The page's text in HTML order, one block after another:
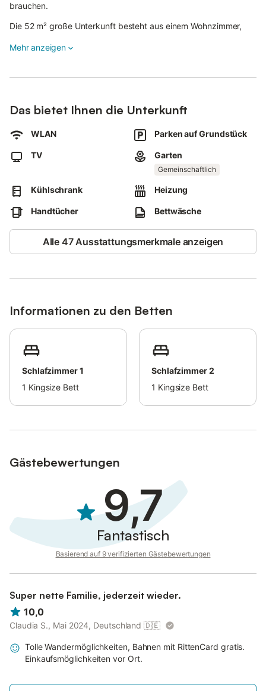
brauchen.
Die 52 m² große Unterkunft besteht aus einem Wohnzimmer,
Badezimmer und bietet somit Platz für 4 Personen.
Dieses Ferienhaus bietet Zugang zu einem gemeinsamen
Ein Parkplatz ist auf dem Grundstück vorhanden.
Haustiere, rauchen und Veranstaltungen sind nicht erlaubt.
Ein Wäscheservice ist gegen eine Gebühr verfügbar.
Die Unterkunft bietet hausgemachte/eigene Produkte an.
Die Unterkunft hat Richtlinien, die den Gästen bei der korrekten
Mülltrennung helfen.
Weitere Informationen sind vor Ort erhältlich.
In dieser Unterkunft wurden wassersparende
Ausstattungsmerkmale verbaut.
Mehr anzeigen
Das bietet Ihnen die Unterkunft
WLAN Parken auf Grundstück
TV Garten
Gemeinschaftlich
Kühlschrank Heizung
Handtücher Bettwäsche
Alle 47 Ausstattungsmerkmale anzeigen
Informationen zu den Betten
Schlafzimmer 1
1 Kingsize Bett
Schlafzimmer 2
1 Kingsize Bett
Gästebewertungen
9,7
Fantastisch
Basierend auf 9 verifizierten Gästebewertungen
Super nette Familie, jederzeit wieder.
10,0
Claudia S., Mai 2024, Deutschland 🇩🇪
Tolle Wandermöglichkeiten, Bahnen mit RittenCard gratis.
Einkaufsmöglichkeiten vor Ort.